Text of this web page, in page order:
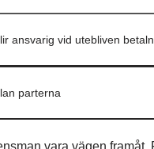
ansvarig vid utebliven
parterna
vara vägen framåt.